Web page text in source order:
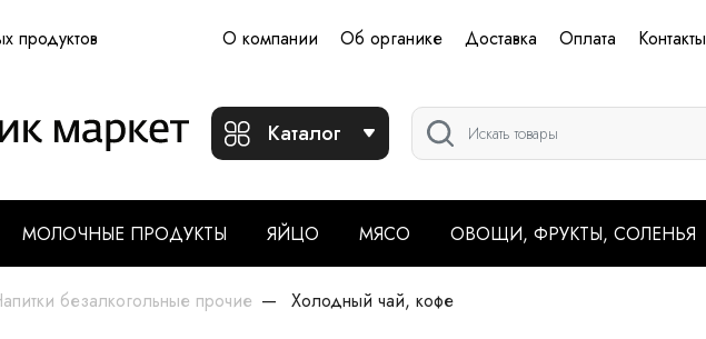
продуктов О компании Об органике Доставка Оплата Контакты
Каталог
МОЛОЧНЫЕ ПРОДУКТЫ ЯЙЦО МЯСО ОВОЩИ, ФРУКТЫ, СОЛЕНЬЯ
безалкогольные прочие Холодный чай, кофе